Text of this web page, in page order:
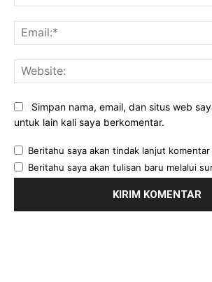
Simpan nama, email, dan situs web
untuk lain kali saya berkomentar.
Beritahu saya akan tindak lanjut
Beritahu saya akan tulisan baru melalui